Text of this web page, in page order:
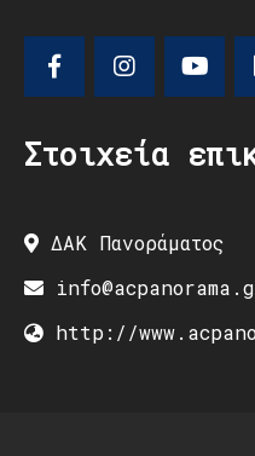
Στοιχεία
ΔΑΚ Πανοράματος
http://